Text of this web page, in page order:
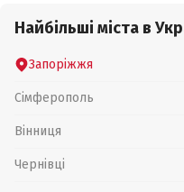
Найбільші міста в
Запоріжжя
Сімферополь
Вінниця
Чернівці